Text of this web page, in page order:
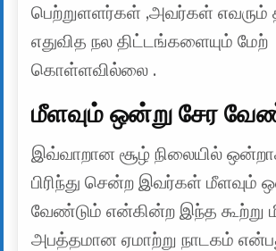
பெற்றுளளர்கள் ,அவர்கள் எவரும்
எதுவித நல திட்டங்களையும் மேற்
கொள்ளவில்லை .
மீளவும் ஒன்று சேர
இவ்வாறான சூழ் நிலையில்
பிரிந்து சென்ற இவர்கள் மீளவும்
வேண்டும் என்கின்ற இந்த கூற்று
அபத்தமான ஏமாற்று நாடகம்